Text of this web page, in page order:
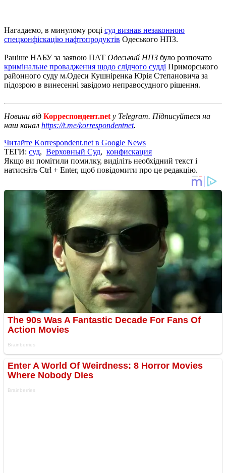
Нагадаємо, в минулому році суд визнав незаконною
спецконфіскацію нафтопродуктів Одеського НПЗ.
Раніше НАБУ за заявою ПАТ Одеський НПЗ було розпочато
кримінальне провадження щодо слідчого судді Приморського
районного суду м.Одеси Кушніренка Юрія Степановича за
підозрою в винесенні завідомо неправосудного рішення.
Новини від Корреспондент.net у Telegram. Підписуйтеся на
наш канал https://t.me/korrespondentnet.
Читайте Korrespondent.net в Google News
ТЕГИ: суд, Верховный Суд, конфискация
Якщо ви помітили помилку, виділіть необхідний текст і
натисніть Ctrl + Enter, щоб повідомити про це редакцію.